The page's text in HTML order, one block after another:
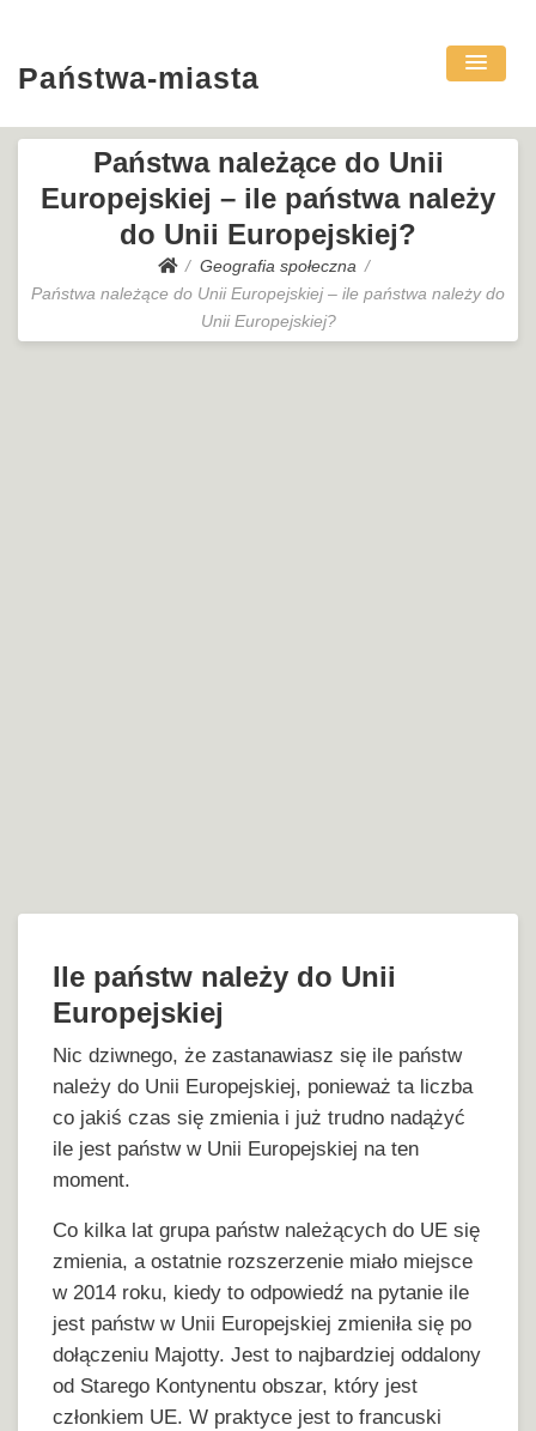
Państwa-miasta
Państwa należące do Unii
Europejskiej – ile państwa należy
do Unii Europejskiej?
Geografia społeczna
Państwa należące do Unii Europejskiej – ile państwa należy do
Unii Europejskiej?
Ile państw należy do Unii
Europejskiej
Nic dziwnego, że zastanawiasz się ile państw
należy do Unii Europejskiej, ponieważ ta liczba
co jakiś czas się zmienia i już trudno nadążyć
ile jest państw w Unii Europejskiej na ten
moment.
Co kilka lat grupa państw należących do UE się
zmienia, a ostatnie rozszerzenie miało miejsce
w 2014 roku, kiedy to odpowiedź na pytanie ile
jest państw w Unii Europejskiej zmieniła się po
dołączeniu Majotty. Jest to najbardziej oddalony
od Starego Kontynentu obszar, który jest
członkiem UE. W praktyce jest to francuski